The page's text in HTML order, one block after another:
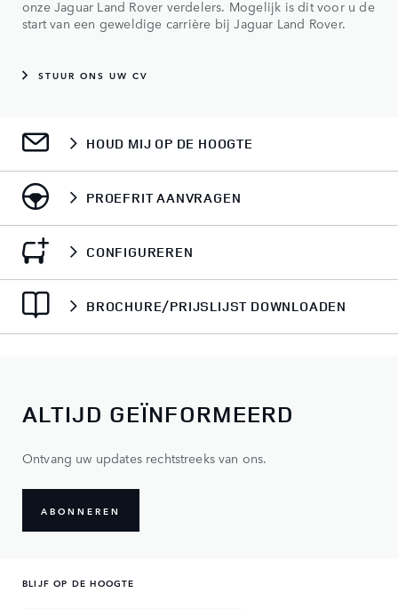
onze Jaguar Land Rover verdelers. Mogelijk is dit voor u de
start van een geweldige carrière bij Jaguar Land Rover.
STUUR ONS UW CV
HOUD MIJ OP DE HOOGTE
PROEFRIT AANVRAGEN
CONFIGUREREN
BROCHURE/PRIJSLIJST DOWNLOADEN
ALTIJD GEÏNFORMEERD
Ontvang uw updates rechtstreeks van ons.
ABONNEREN
BLIJF OP DE HOOGTE